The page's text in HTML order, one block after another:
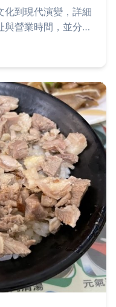
化到現代演變，詳細
營業時間，並分享
計劃旅行還是居家